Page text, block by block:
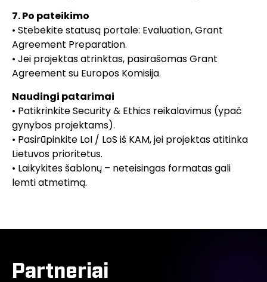
7. Po pateikimo
• Stebėkite statusą portale: Evaluation, Grant
Agreement Preparation.
• Jei projektas atrinktas, pasirašomas Grant
Agreement su Europos Komisija.
Naudingi patarimai
• Patikrinkite Security & Ethics reikalavimus (ypač
gynybos projektams).
• Pasirūpinkite LoI / LoS iš KAM, jei projektas atitinka
Lietuvos prioritetus.
• Laikykitės šablonų – neteisingas formatas gali
lemti atmetimą.
Partneriai